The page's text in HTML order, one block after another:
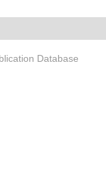
Database